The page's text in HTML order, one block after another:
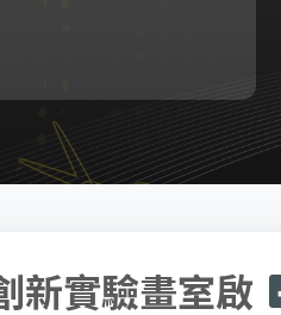
新實驗畫室啟